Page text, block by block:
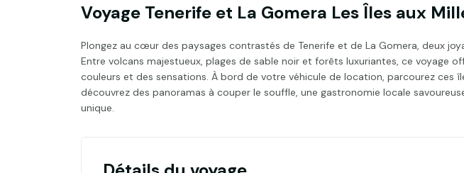
Voyage Tenerife et La Gomera Les Îles aux
Plongez au cœur des paysages contrastés de Tenerife et de La Gomera, deux
Entre volcans majestueux, plages de sable noir et forêts luxuriantes, ce voyage
couleurs et des sensations. À bord de votre véhicule de location, parcourez ces
découvrez des panoramas à couper le souffle, une gastronomie locale
unique.